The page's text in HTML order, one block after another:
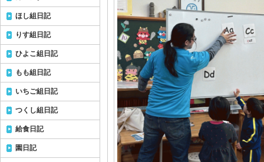
ほし組日記
りす組日記
ひよこ組日記
もも組日記
いちご組日記
つくし組日記
給食日記
園日記